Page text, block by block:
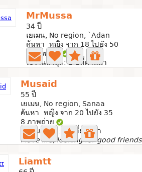
MrMussa
34 ปี
เยเมน, No region, `Adan
ค้นหา หญิง จาก 18 ไปยัง 50
0 ภาพถ่าย
ใช้งานล่าสุด: 1 ปีที่ผ่านมา
Musaid
55 ปี
เยเมน, No region, Sanaa
ค้นหา หญิง จาก 20 ไปยัง 35
8 ภาพถ่าย
ใช้งานล่าสุด: 2 ปีที่ผ่านมา
I love life, looking for good friends
Liamtt